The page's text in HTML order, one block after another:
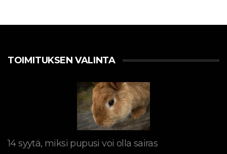
TOIMITUKSEN VALINTA
14 syytä, miksi pupusi voi olla sairas